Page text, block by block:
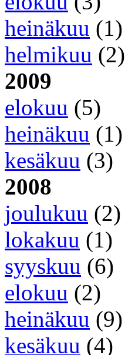
heinäkuu (1)
helmikuu (2)
2009
elokuu (5)
heinäkuu (1)
kesäkuu (3)
2008
joulukuu (2)
lokakuu (1)
syyskuu (6)
elokuu (2)
heinäkuu (9)
kesäkuu (4)